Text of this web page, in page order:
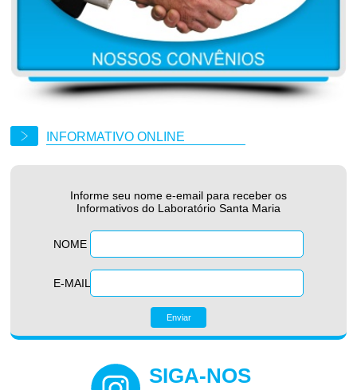
INFORMATIVO ONLINE
Informe seu nome e-email para receber os
Informativos do Laboratório Santa Maria
NOME
E-MAIL
SIGA-NOS